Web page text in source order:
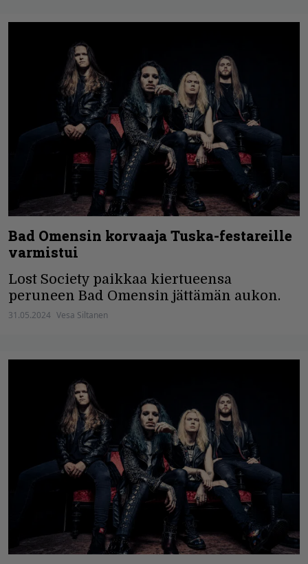
Bad Omensin korvaaja Tuska-festareille
varmistui
Lost Society paikkaa kiertueensa
peruneen Bad Omensin jättämän aukon.
31.05.2024 Vesa Siltanen